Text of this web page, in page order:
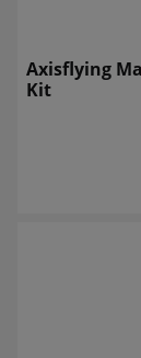
Axisflying
Kit